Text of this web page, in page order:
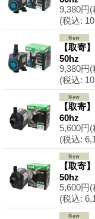
9,380円(
(税込:
【取寄
50hz
9,380円(
(税込:
【取寄
60hz
5,600円(
(税込:
【取寄
50hz
5,600円(
(税込: